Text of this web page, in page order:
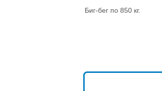
Биг-бег по 850 кг.